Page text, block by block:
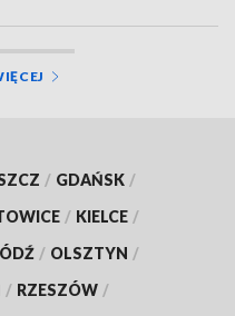
/ GDAŃSK /
/ KIELCE /
/ OLSZTYN /
/ RZESZÓW /